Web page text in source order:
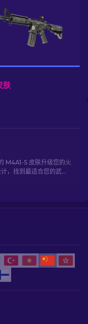
肤
M4A1-S 皮肤升级您的火
，找到最适合您的武器